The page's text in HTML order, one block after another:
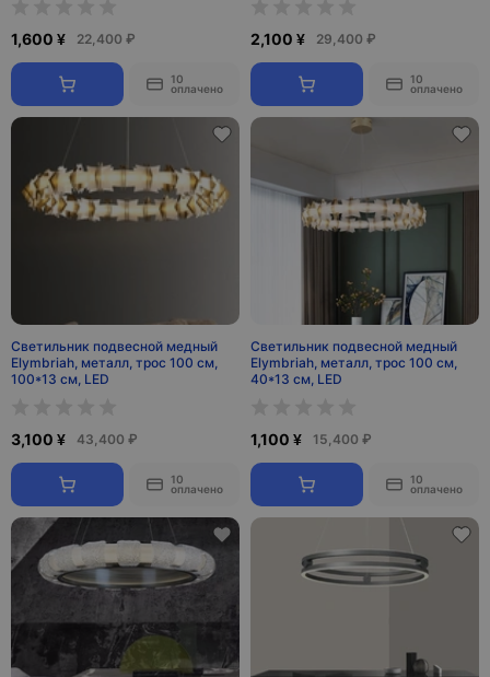
1,600 ¥ 22,400 ₽
10
оплачено
2,100 ¥ 29,400 ₽
10
оплачено
Светильник подвесной медный
Elymbriah, металл, трос 100 см,
100*13 см, LED
3,100 ¥ 43,400 ₽
10
оплачено
Светильник подвесной медный
Elymbriah, металл, трос 100 см,
40*13 см, LED
1,100 ¥ 15,400 ₽
10
оплачено